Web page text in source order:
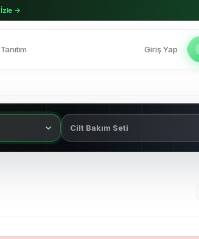
İzle →
Tanıtım Giriş Yap